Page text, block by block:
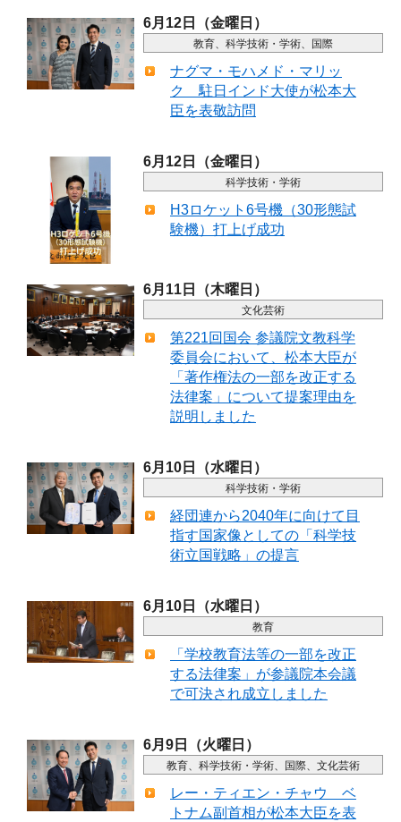
6月12日（金曜日）
教育、科学技術・学術、国際
ナグマ・モハメド・マリッ
ク 駐日インド大使が松本大
臣を表敬訪問
6月12日（金曜日）
科学技術・学術
H3ロケット6号機（30形態試
験機）打上げ成功
6月11日（木曜日）
文化芸術
第221回国会 参議院文教科学
委員会において、松本大臣が
「著作権法の一部を改正する
法律案」について提案理由を
説明しました
6月10日（水曜日）
科学技術・学術
経団連から2040年に向けて目
指す国家像としての「科学技
術立国戦略」の提言
6月10日（水曜日）
教育
「学校教育法等の一部を改正
する法律案」が参議院本会議
で可決され成立しました
6月9日（火曜日）
教育、科学技術・学術、国際、文化芸術
レー・ティエン・チャウ ベ
トナム副首相が松本大臣を表